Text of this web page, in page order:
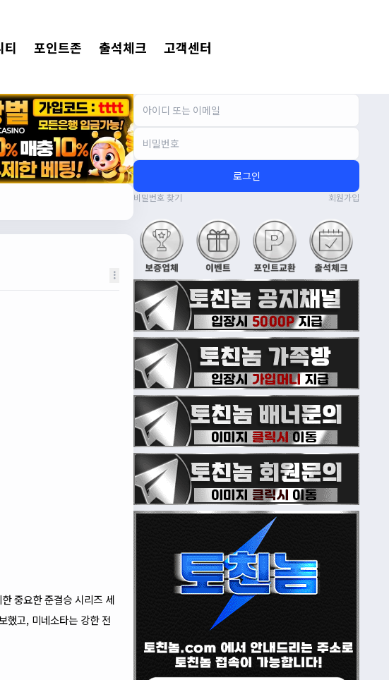
티 포인트존 출석체크 고객센터
중요한 준결승 시리즈 세
했고, 미네소타는 강한 전
로그인
비밀번호 찾기 회원가입